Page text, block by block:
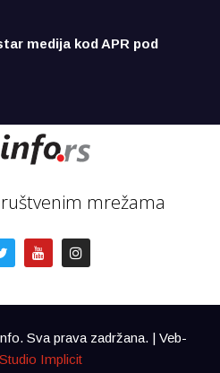
medija kod APR pod
mrežama
Sva prava zadržana. | Veb-
Studio Implicit